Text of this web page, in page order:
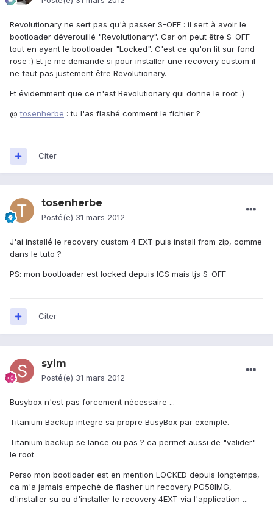
Revolutionary ne sert pas qu'à passer S-OFF : il sert à avoir le
bootloader déverouillé "Revolutionary". Car on peut être S-OFF
tout en ayant le bootloader "Locked". C'est ce qu'on lit sur fond
rose :) Et je me demande si pour installer une recovery custom il
ne faut pas justement être Revolutionary.
Et évidemment que ce n'est Revolutionary qui donne le root :)
@tosenherbe : tu l'as flashé comment le fichier ?
Citer
tosenherbe
Posté(e) 31 mars 2012
J'ai installé le recovery custom 4 EXT puis install from zip, comme
dans le tuto ?
PS: mon bootloader est locked depuis ICS mais tjs S-OFF
Citer
sylm
Posté(e) 31 mars 2012
Busybox n'est pas forcement nécessaire ...
Titanium Backup integre sa propre BusyBox par exemple.
Titanium backup se lance ou pas ? ca permet aussi de "valider"
le root
Perso mon bootloader est en mention LOCKED depuis longtemps,
ca m'a jamais empeché de flasher un recovery PG58IMG,
d'installer su ou d'installer le recovery 4EXT via l'application ...